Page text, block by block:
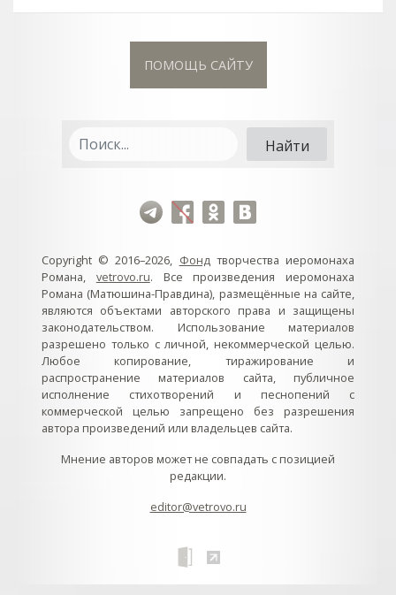
ПОМОЩЬ САЙТУ
Copyright © 2016–2026, Фондтворчества иеромонаха
Романа, vetrovo.ru. Все произведения иеромонаха
Романа (Матюшина-Правдина), размещённые на сайте,
являются объектами авторского права и защищены
законодательством. Использование материалов
разрешено только с личной, некоммерческой целью.
Любое копирование, тиражирование и
распространение материалов сайта, публичное
исполнение стихотворений и песнопений с
коммерческой целью запрещено без разрешения
автора произведений или владельцев сайта.
Мнение авторов может не совпадать с позицией
редакции.
editor@vetrovo.ru